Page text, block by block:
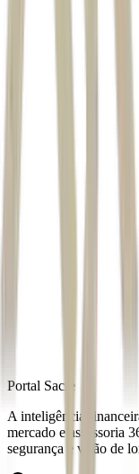
Portal Sacre
A inteligência
mercado e assessoria
segurança e visão de